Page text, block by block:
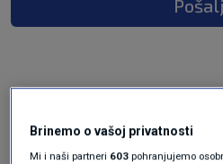
Brinemo o vašoj privatnosti
Mi i naši partneri 603 pohranjujemo